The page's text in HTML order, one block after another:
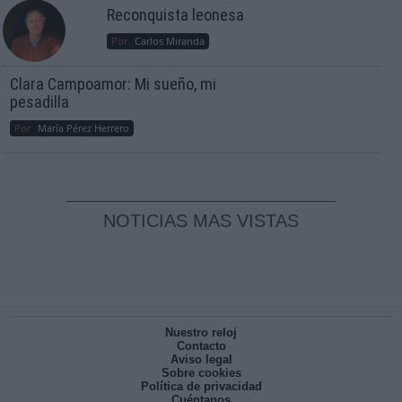
Reconquista leonesa
Por Carlos Miranda
Clara Campoamor: Mi sueño, mi
pesadilla
Por María Pérez Herrero
NOTICIAS MAS VISTAS
Nuestro reloj
Contacto
Aviso legal
Sobre cookies
Política de privacidad